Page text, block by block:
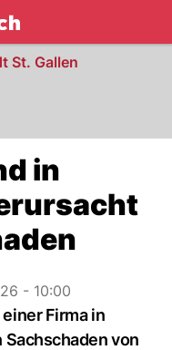
St. Gallen
in
- 10:00
Firma in
von